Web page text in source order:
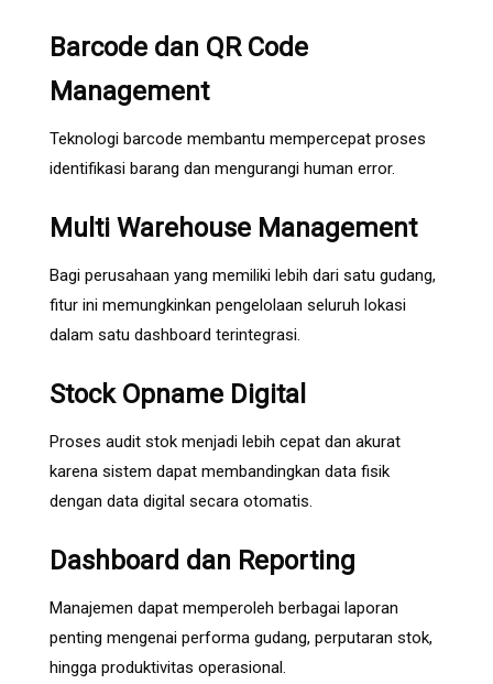
Barcode dan QR Code
Management
Teknologi barcode membantu mempercepat proses
identifikasi barang dan mengurangi human error.
Multi Warehouse Management
Bagi perusahaan yang memiliki lebih dari satu gudang,
fitur ini memungkinkan pengelolaan seluruh lokasi
dalam satu dashboard terintegrasi.
Stock Opname Digital
Proses audit stok menjadi lebih cepat dan akurat
karena sistem dapat membandingkan data fisik
dengan data digital secara otomatis.
Dashboard dan Reporting
Manajemen dapat memperoleh berbagai laporan
penting mengenai performa gudang, perputaran stok,
hingga produktivitas operasional.